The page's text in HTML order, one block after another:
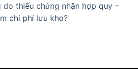
thiếu chứng nhận hợp quy –
chi phí lưu kho?